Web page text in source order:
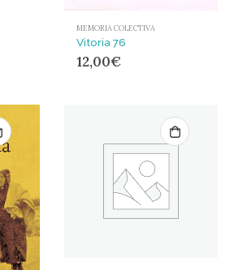
MEMORIA COLECTIVA
Vitoria 76
12,00€